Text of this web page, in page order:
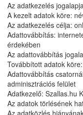
Az adatkezelés
A kezelt adatok köre:
Az adatkezelés célja:
Adattovábbítás:
érdekében
Az adattovábbítás
Továbbított adatok
Adattovábbítás
adminisztrációs felület
Adatkezelő: Szallas.hu
Az adatok törlésének
Az adatközlés